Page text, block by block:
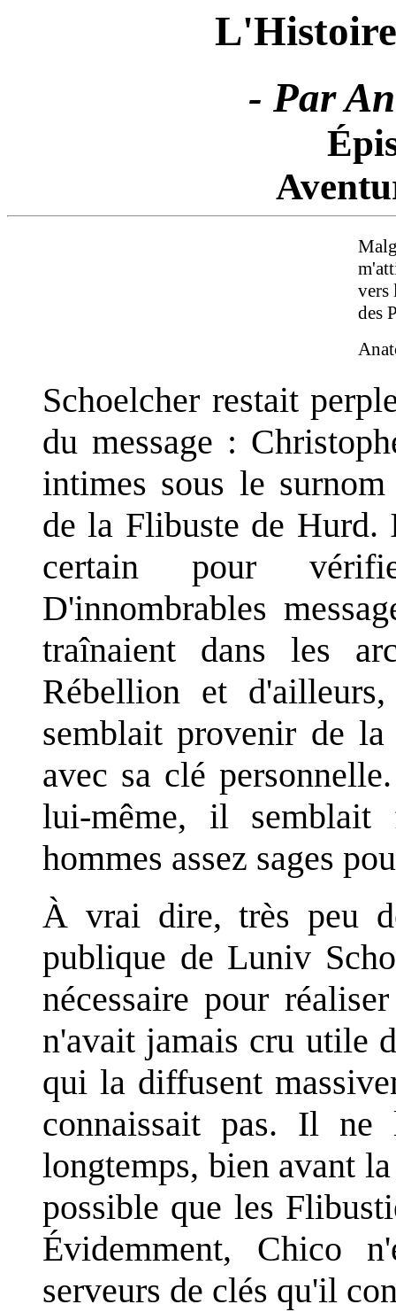
- Par
vers
des
Schoelcher restait
du message :
intimes sous le
de la Flibuste de Hurd.
certain pour
D'innombrables
traînaient dans les
Rébellion et
semblait provenir de
avec sa clé
lui-même, il semblait
hommes assez sages
À vrai dire, très peu
publique de Luniv
nécessaire pour
n'avait jamais cru utile
qui la diffusent
connaissait pas. Il
longtemps, bien avant
possible que les
Évidemment, Chico
serveurs de clés qu'il